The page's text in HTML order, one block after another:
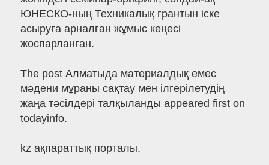
ЮНЕСКО-ның Техникалық грантын іске
асыруға арналған жұмыс кеңесі
жоспарланған.
The post Алматыда материалдық емес
мәдени мұраны сақтау мен ілгерілетудің
жаңа тәсілдері талқыланды appeared first on
todayinfo.
kz ақпараттық порталы.